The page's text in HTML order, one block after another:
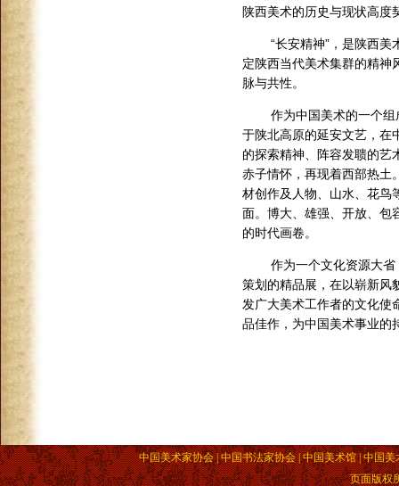
陕西美术的历史与现状高度
“长安精神”，是陕西
定陕西当代美术集群的精神
脉与共性。
作为中国美术的一个
于陕北高原的延安文艺，在
的探索精神、阵容发聩的艺
赤子情怀，再现着西部热土
材创作及人物、山水、花鸟
面。博大、雄强、开放、包
的时代画卷。
作为一个文化资源大
策划的精品展，在以崭新风
发广大美术工作者的文化使
品佳作，为中国美术事业的
中国美术家协会 | 中国书法家协会 | 中国美术馆 | 中国
页面版权